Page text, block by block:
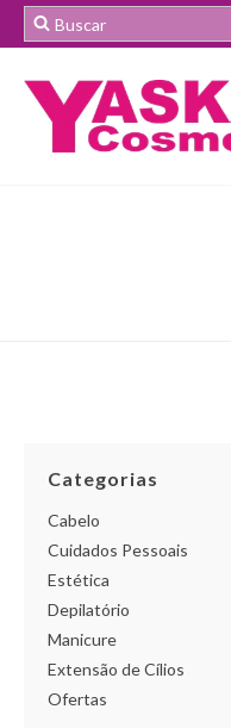
Categorias
Cabelo
Cuidados Pessoais
Estética
Depilatório
Manicure
Extensão de Cílios
Ofertas